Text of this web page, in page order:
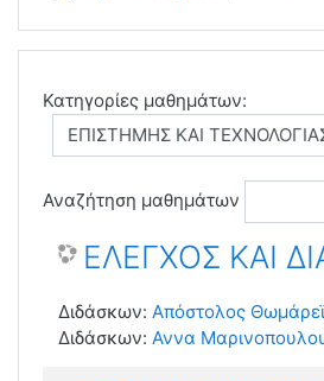
Κατηγορίες μαθημάτων:
Αναζήτηση μαθημάτων
ΕΛΕΓΧΟΣ ΚΑΙ
Διδάσκων: Απόστολος
Διδάσκων: Αννα